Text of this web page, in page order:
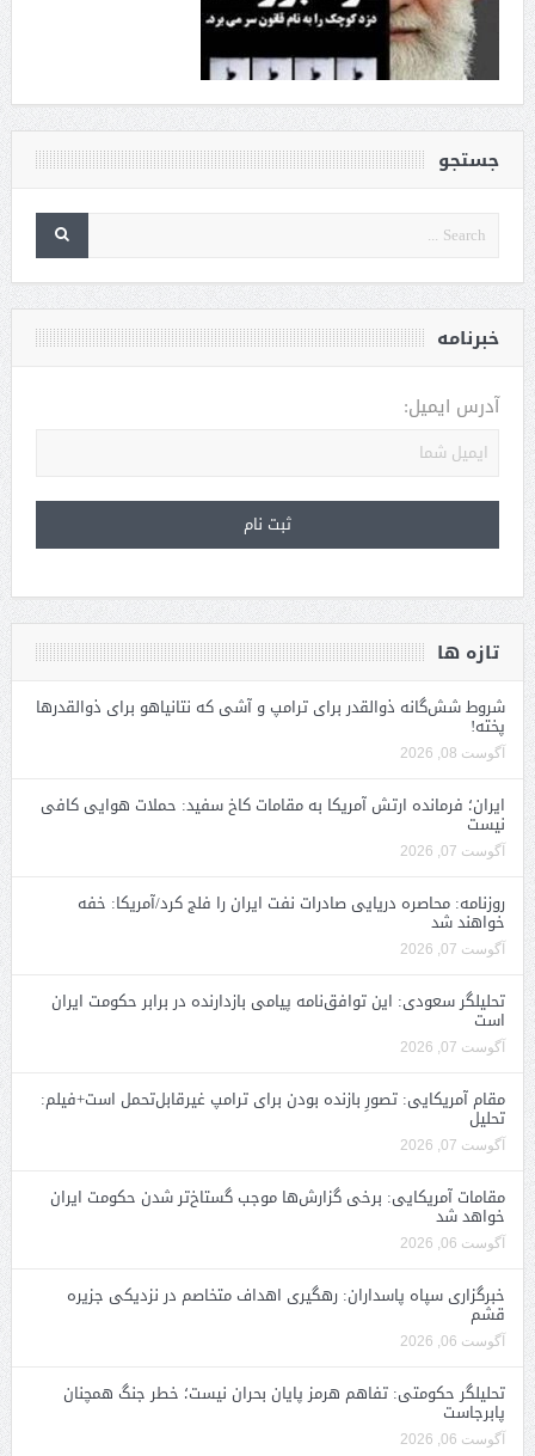
جستجو
خبرنامه
آدرس ایمیل:
تازه ها
شروط شش‌گانه ذوالقدر برای ترامپ و آشی که نتانیاهو برای ذوالقدرها
پخته!
آگوست 08, 2026
ایران؛ فرمانده ارتش آمریکا به مقامات کاخ سفید: حملات هوایی کافی
نیست
آگوست 07, 2026
روزنامه: محاصره دریایی صادرات نفت ایران را فلج کرد/آمریکا: خفه
خواهند شد
آگوست 07, 2026
تحلیلگر سعودی: این توافق‌نامه پیامی بازدارنده در برابر حکومت ایران
است
آگوست 07, 2026
مقام آمریکایی: تصورِ بازنده بودن برای ترامپ غیرقابل‌تحمل است+فیلم:
تحلیل
آگوست 07, 2026
مقامات آمریکایی: برخی گزارش‌ها موجب گستاخ‌تر شدن حکومت ایران
خواهد شد
آگوست 06, 2026
خبرگزاری سپاه پاسداران: رهگیری اهداف متخاصم در نزدیکی جزیره
قشم
آگوست 06, 2026
تحلیلگر حکومتی: تفاهم هرمز پایان بحران نیست؛ خطر جنگ همچنان
پابرجاست
آگوست 06, 2026